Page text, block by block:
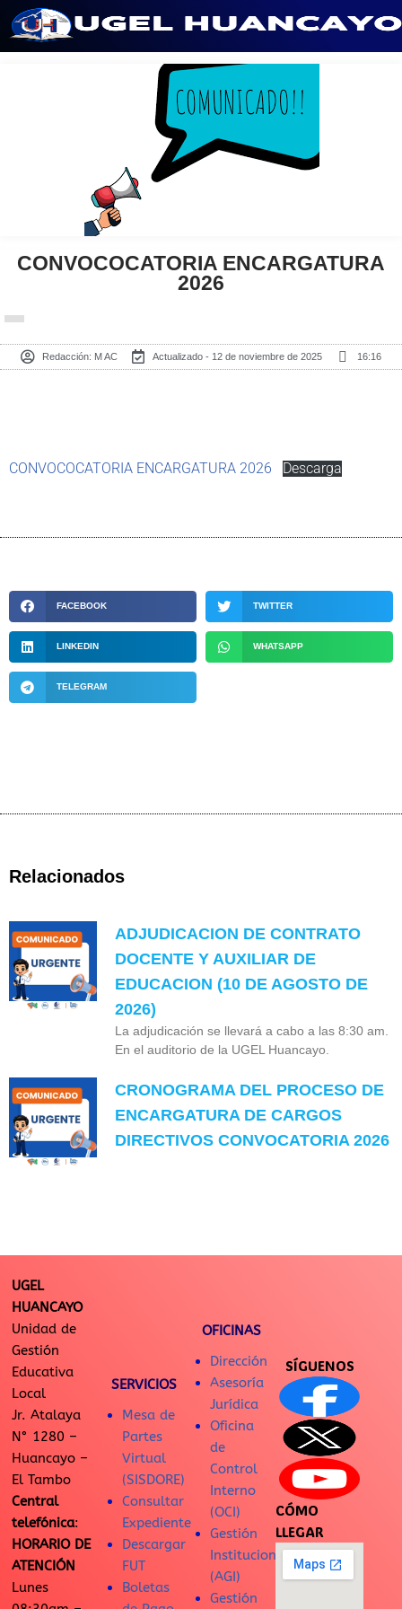
CONVOCOCATORIA ENCARGATURA
2026
Redacción: M AC Actualizado - 12 de noviembre de 2025 16:16
CONVOCOCATORIA ENCARGATURA 2026 Descarga
FACEBOOK TWITTER
LINKEDIN WHATSAPP
TELEGRAM
Relacionados
ADJUDICACION DE CONTRATO
DOCENTE Y AUXILIAR DE
EDUCACION (10 DE AGOSTO DE
2026)
La adjudicación se llevará a cabo a las 8:30 am.
En el auditorio de la UGEL Huancayo.
CRONOGRAMA DEL PROCESO DE
ENCARGATURA DE CARGOS
DIRECTIVOS CONVOCATORIA 2026
UGEL
HUANCAYO
Unidad de
Gestión
Educativa
Local
Jr. Atalaya
N° 1280 –
Huancayo –
El Tambo
Central
telefónica:
HORARIO DE
ATENCIÓN
Lunes
SERVICIOS
Mesa de
Partes
Virtual
(SISDORE)
Consultar
Expediente
Descargar
FUT
Boletas
OFICINAS
Dirección
Asesoría
Jurídica
Oficina
de
Control
Interno
(OCI)
Gestión
Institucional
(AGI)
Gestión
SÍGUENOS
CÓMO
LLEGAR